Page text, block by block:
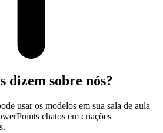
dizem sobre nós?
usar os modelos em sua sala de aula
chatos em criações